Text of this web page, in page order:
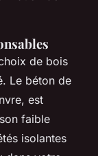
de bois
Le béton de
est
faible
isolantes